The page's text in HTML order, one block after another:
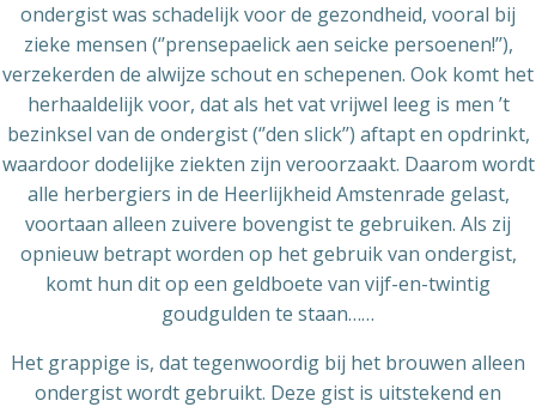
ondergist was schadelijk voor de gezondheid, vooral bij
zieke mensen (‘’prensepaelick aen seicke persoenen!’’),
verzekerden de alwijze schout en schepenen. Ook komt het
herhaaldelijk voor, dat als het vat vrijwel leeg is men ’t
bezinksel van de ondergist (‘’den slick’’) aftapt en opdrinkt,
waardoor dodelijke ziekten zijn veroorzaakt. Daarom wordt
alle herbergiers in de Heerlijkheid Amstenrade gelast,
voortaan alleen zuivere bovengist te gebruiken. Als zij
opnieuw betrapt worden op het gebruik van ondergist,
komt hun dit op een geldboete van vijf-en-twintig
goudgulden te staan……
Het grappige is, dat tegenwoordig bij het brouwen alleen
ondergist wordt gebruikt. Deze gist is uitstekend en